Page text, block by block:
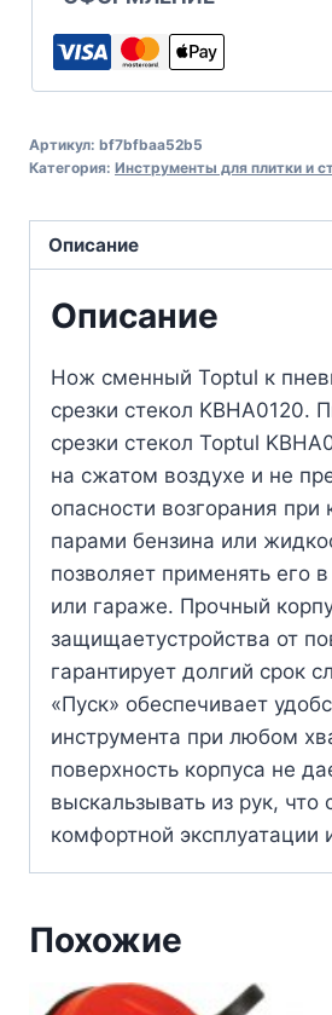
Артикул: bf7bfbaa52b5
Категория: Инструменты для плитки и
Описание
Описание
Нож сменный Toptul к
срезки стекол KBHA0120.
срезки стекол Toptul
на сжатом воздухе и не
опасности возгорания при
парами бензина или
позволяет применять его
или гараже. Прочный
защищаетустройства от
гарантирует долгий срок
«Пуск» обеспечивает
инструмента при любом
поверхность корпуса не
выскальзывать из рук, что
комфортной эксплуатации
Похожие